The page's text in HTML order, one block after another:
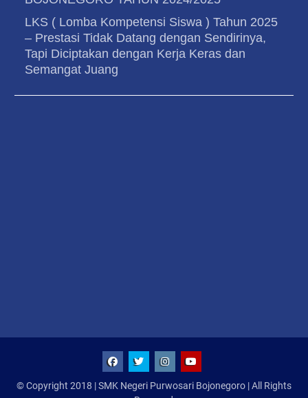
LKS ( Lomba Kompetensi Siswa ) Tahun 2025
– Prestasi Tidak Datang dengan Sendirinya,
Tapi Diciptakan dengan Kerja Keras dan
Semangat Juang
© Copyright 2018 | SMK Negeri Purwosari Bojonegoro | All Rights